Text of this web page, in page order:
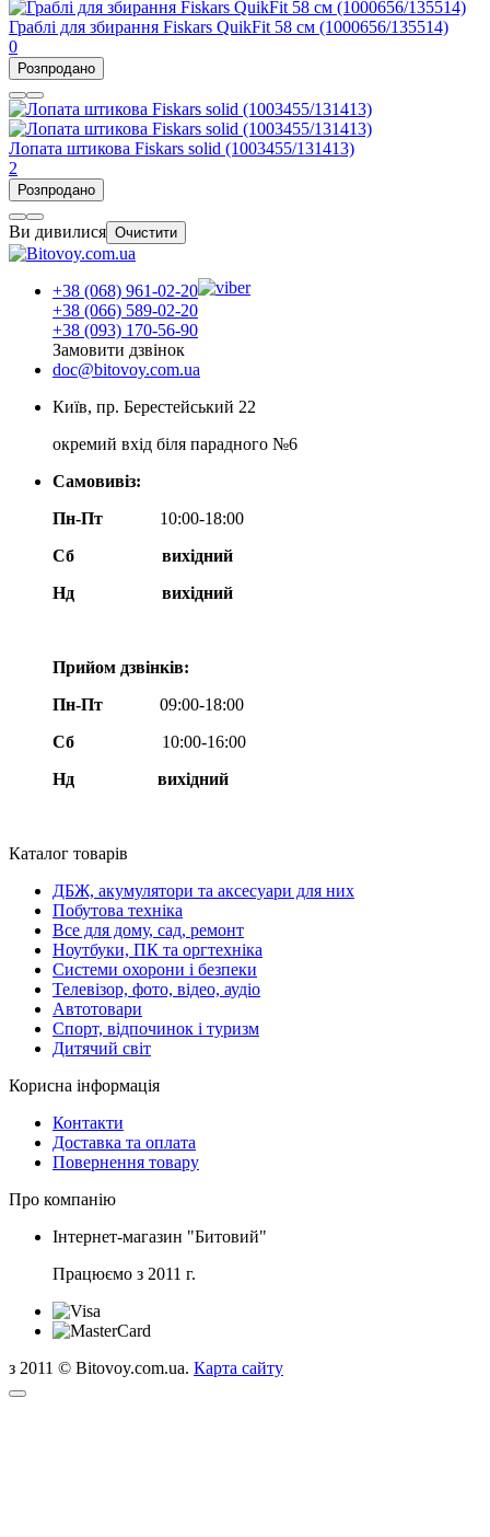
Граблі для збирання Fiskars QuikFit 58 см (1000656/135514)
0
Розпродано
Лопата штикова Fiskars solid (1003455/131413)
2
Розпродано
Ви дивилися Очистити
+38 (068) 961-02-20
+38 (066) 589-02-20
+38 (093) 170-56-90
Замовити дзвінок
doc@bitovoy.com.ua
Київ, пр. Берестейський 22
окремий вхід біля парадного №6
Самовивіз:
Пн-Пт
10:00-18:00
Сб
вихідний
Нд
вихідний
Прийом дзвінків:
Пн-Пт
09:00-18:00
Сб
10:00-16:00
Нд вихідний
Каталог товарів
ДБЖ, акумулятори та аксесуари для них
Побутова техніка
Все для дому, сад, ремонт
Ноутбуки, ПК та оргтехніка
Системи охорони і безпеки
Телевізор, фото, відео, аудіо
Автотовари
Спорт, відпочинок і туризм
Дитячий світ
Корисна інформація
Контакти
Доставка та оплата
Повернення товару
Про компанію
Інтернет-магазин "Битовий"
Працюємо з 2011 г.
з 2011 © Bitovoy.com.ua. Карта сайту